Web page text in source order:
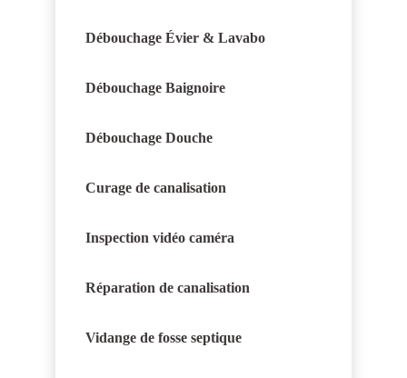
Débouchage Évier & Lavabo
Débouchage Baignoire
Débouchage Douche
Curage de canalisation
Inspection vidéo caméra
Réparation de canalisation
Vidange de fosse septique